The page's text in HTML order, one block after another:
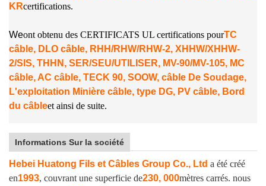
KRcertifications.
Weont obtenu des CERTIFICATS UL certifications pourTC
câble, DLO câble, RHH/RHW/RHW-2, XHHW/XHHW-
2/SIS, THHN, SER/SEU/UTILISER, MV-90/MV-105, MC
câble, AC câble, TECK 90, SOOW, câble De Soudage,
L'exploitation Minière câble, type DG, PV câble, Bord
du câbleet ainsi de suite.
Informations Sur la société
Hebei Huatong Fils et Câbles Group Co., Ltd a été créé
en1993, couvrant une superficie de230, 000mètres carrés. nous